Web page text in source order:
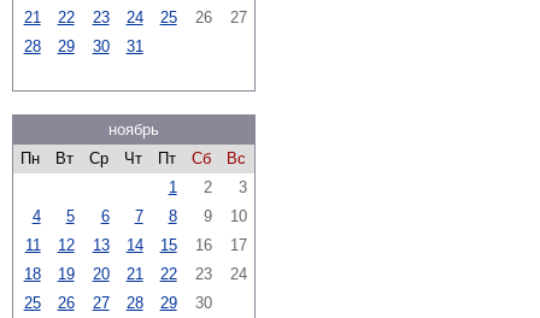
21
22 23 24 25 26
27
28
29 30 31
ноябрь
Пн
Вт Ср Чт Пт Сб
Вс
1
2
3
4
5 6 7 8 9
10
11
12 13 14 15 16
17
18
19 20 21 22 23
24
25
26 27 28 29 30